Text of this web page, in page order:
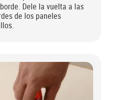
Dele la vuelta a las
de los paneles